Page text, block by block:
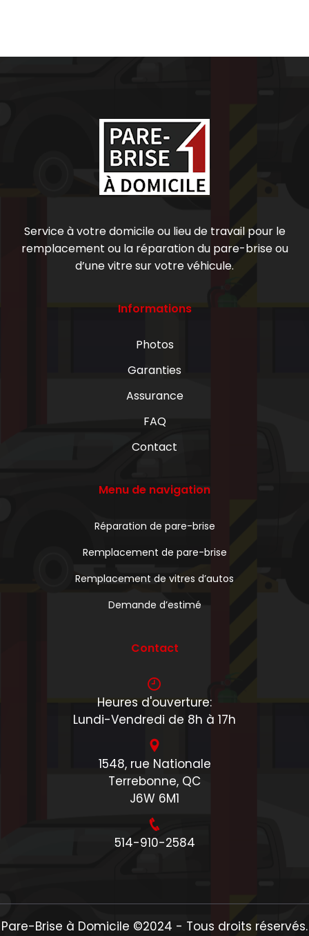
Service à votre domicile ou lieu de travail pour le
remplacement ou la réparation du pare-brise ou
d’une vitre sur votre véhicule.
Informations
Photos
Garanties
Assurance
FAQ
Contact
Menu de navigation
Réparation de pare-brise
Remplacement de pare-brise
Remplacement de vitres d’autos
Demande d’estimé
Contact
Heures d'ouverture:
Lundi-Vendredi de 8h à 17h
1548, rue Nationale
Terrebonne, QC
J6W 6M1
514-910-2584
Pare-Brise à Domicile ©2024 - Tous droits réservés.